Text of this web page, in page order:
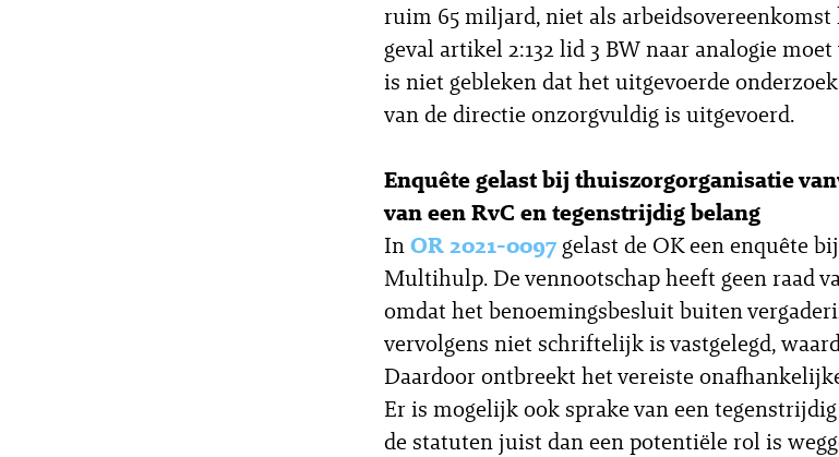
ruim 65 miljard, niet als
geval artikel 2:132 lid 3 BW naar analogie
is niet gebleken dat het uitgevoerde
van de directie onzorgvuldig is uitgevoerd.
Enquête gelast bij thuiszorgorganisatie
van een RvC en tegenstrijdig belang
InOR 2021-0097 gelast de OK een enquête
Multihulp. De vennootschap heeft geen raad
omdat het benoemingsbesluit buiten
vervolgens niet schriftelijk is vastgelegd,
Daardoor ontbreekt het vereiste
Er is mogelijk ook sprake van een
de statuten juist dan een potentiële rol is